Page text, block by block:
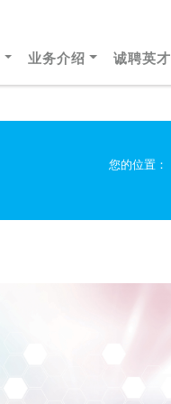
业务介绍 诚聘英才
您的位置：